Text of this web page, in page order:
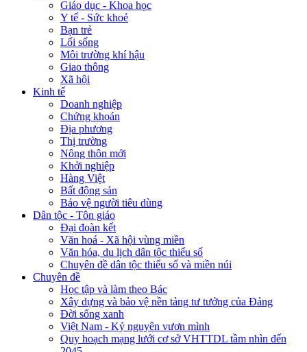
Giáo dục - Khoa học
Y tế - Sức khoẻ
Bạn trẻ
Lối sống
Môi trường khí hậu
Giao thông
Xã hội
Kinh tế
Doanh nghiệp
Chứng khoán
Địa phương
Thị trường
Nông thôn mới
Khởi nghiệp
Hàng Việt
Bất động sản
Bảo vệ người tiêu dùng
Dân tộc - Tôn giáo
Đại đoàn kết
Văn hoá - Xã hội vùng miền
Văn hóa, du lịch dân tộc thiểu số
Chuyên đề dân tộc thiểu số và miền núi
Chuyên đề
Học tập và làm theo Bác
Xây dựng và bảo vệ nền tảng tư tưởng của Đảng
Đời sống xanh
Việt Nam - Kỷ nguyên vươn mình
Quy hoạch mạng lưới cơ sở VHTTDL tầm nhìn đến